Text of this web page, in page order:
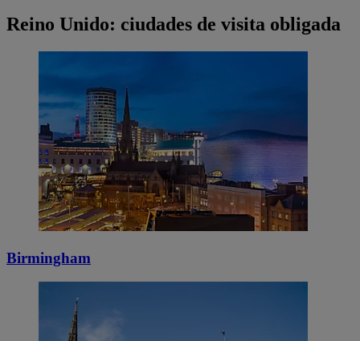
Reino Unido: ciudades de visita obligada
Birmingham